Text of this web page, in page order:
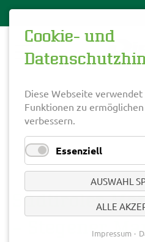
Südtiroler
– Stegener
Cookie- und
Diese Webseite
Funktionen zu
verbessern.
Essenziell
AUSWAHL
ALLE
Impressum